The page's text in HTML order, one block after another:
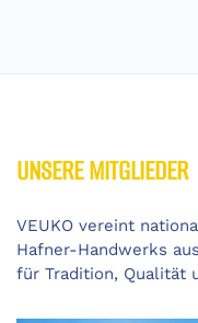
UNSERE MITGLIEDER
VEUKO vereint
Hafner-Handwerks
für Tradition, Qualität